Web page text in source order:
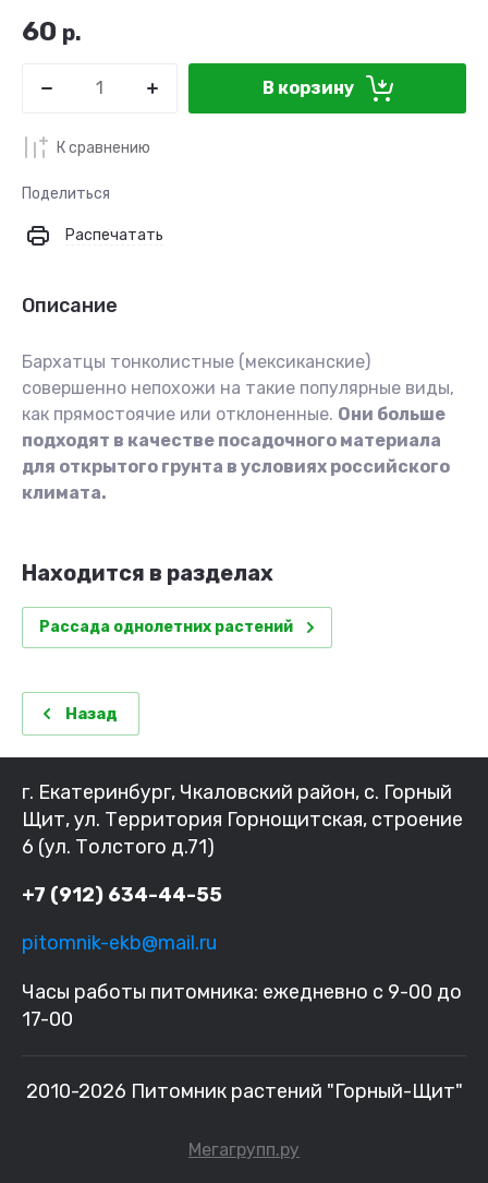
60 р.
В корзину
К сравнению
Поделиться
Распечатать
Описание
Бархатцы тонколистные (мексиканские)
совершенно непохожи на такие популярные виды,
как прямостоячие или отклоненные. Они больше
подходят в качестве посадочного материала
для открытого грунта в условиях российского
климата.
Находится в разделах
Рассада однолетних растений
Назад
г. Екатеринбург, Чкаловский район, с. Горный
Щит, ул. Территория Горнощитская, строение
6 (ул. Толстого д.71)
+7 (912) 634-44-55
pitomnik-ekb@mail.ru
Часы работы питомника: ежедневно с 9-00 до
17-00
2010-2026 Питомник растений "Горный-Щит"
Мегагрупп.ру